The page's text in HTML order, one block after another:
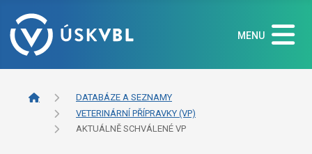
MENU
DATABÁZE A SEZNAMY
VETERINÁRNÍ PŘÍPRAVKY (VP)
AKTUÁLNĚ SCHVÁLENÉ VP